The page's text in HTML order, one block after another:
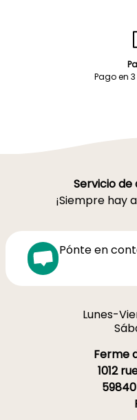
Pago en
Servicio
¡Siempre hay
Pónte en
Lunes-
Ferme
1012